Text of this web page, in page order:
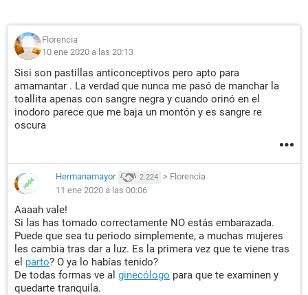
Florencia
10 ene 2020 a las 20:13
Sisi son pastillas anticonceptivos pero apto para
amamantar . La verdad que nunca me pasó de manchar la
toallita apenas con sangre negra y cuando orinó en el
inodoro parece que me baja un montón y es sangre re
oscura
Hermanamayor 2.224 > Florencia
11 ene 2020 a las 00:06
Aaaah vale!
Si las has tomado correctamente NO estás embarazada.
Puede que sea tu periodo simplemente, a muchas mujeres
les cambia tras dar a luz. Es la primera vez que te viene tras
el parto? O ya lo habías tenido?
De todas formas ve al ginecólogo para que te examinen y
quedarte tranquila.